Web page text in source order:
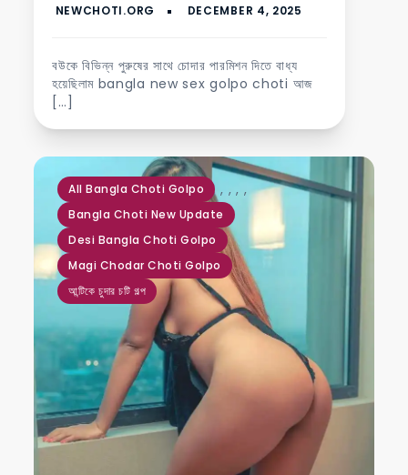
বউকে বিভিন্ন পুরুষের সাথে চোদার পারমিশন দিতে বাধ্য
হয়েছিলাম bangla new sex golpo choti আজ
[…]
All Bangla Choti Golpo ,
Bangla Choti New Update
,
Desi Bangla Choti Golpo
,
Magi Chodar Choti Golpo
,
আন্টিকে চুদার চটি গল্প